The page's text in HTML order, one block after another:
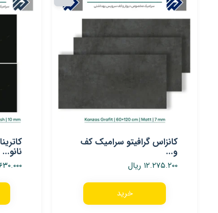
کانزاس گرافیتو سرامیک کف
و...
۱۲.۲۷۵.۲۰۰ ریال
خرید
نانو...